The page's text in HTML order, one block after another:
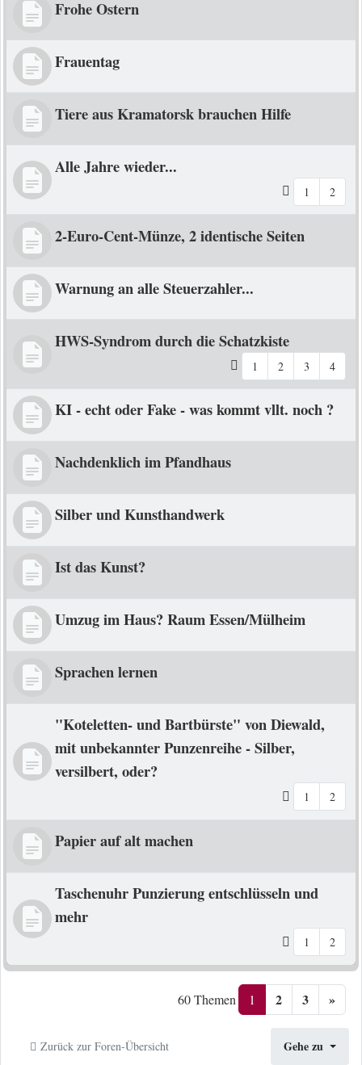
Frohe Ostern
Frauentag
Tiere aus Kramatorsk brauchen Hilfe
Alle Jahre wieder...
1 2
2-Euro-Cent-Münze, 2 identische Seiten
Warnung an alle Steuerzahler...
HWS-Syndrom durch die Schatzkiste
1 2 3 4
KI - echt oder Fake - was kommt vllt. noch ?
Nachdenklich im Pfandhaus
Silber und Kunsthandwerk
Ist das Kunst?
Umzug im Haus? Raum Essen/Mülheim
Sprachen lernen
"Koteletten- und Bartbürste" von Diewald,
mit unbekannter Punzenreihe - Silber,
versilbert, oder?
1 2
Papier auf alt machen
Taschenuhr Punzierung entschlüsseln und
mehr
1 2
60 Themen 1 2 3 »
Zurück zur Foren-Übersicht Gehe zu